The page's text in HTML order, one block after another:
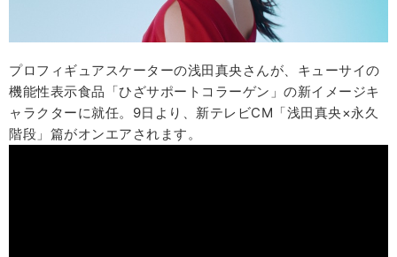
プロフィギュアスケーターの浅田真央さんが、キューサイの
機能性表示食品「ひざサポートコラーゲン」の新イメージキ
ャラクターに就任。9日より、新テレビCM「浅田真央×永久
階段」篇がオンエアされます。